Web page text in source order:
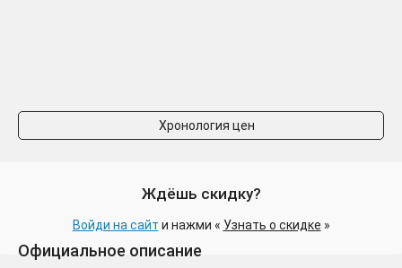
Хронология цен
Ждёшь скидку?
Войди на сайт и нажми « Узнать о скидке »
Официальное описание